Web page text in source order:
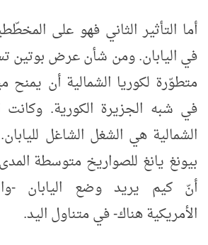
أما التأثير الثاني فهو على
في اليابان. ومن شأن عرض بوتين
متطوّرة لكوريا الشمالية أن يمنح
في شبه الجزيرة الكورية. وكانت
الشمالية هي الشغل الشاغل
بيونغ يانغ للصواريخ متوسطة
أنّ كيم يريد وضع اليابان -
الأمريكية هناك- في متناول اليد.